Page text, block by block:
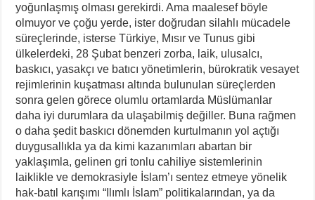
yoğunlaşmış olması gerekirdi. Ama maalesef böyle
olmuyor ve çoğu yerde, ister doğrudan silahlı mücadele
süreçlerinde, isterse Türkiye, Mısır ve Tunus gibi
ülkelerdeki, 28 Şubat benzeri zorba, laik, ulusalcı,
baskıcı, yasakçı ve batıcı yönetimlerin, bürokratik vesayet
rejimlerinin kuşatması altında bulunulan süreçlerden
sonra gelen görece olumlu ortamlarda Müslümanlar
daha iyi durumlara da ulaşabilmiş değiller. Buna rağmen
o daha şedit baskıcı dönemden kurtulmanın yol açtığı
duygusallıkla ya da kimi kazanımları abartan bir
yaklaşımla, gelinen gri tonlu cahiliye sistemlerinin
laiklikle ve demokrasiyle İslam’ı sentez etmeye yönelik
hak-batıl karışımı “Ilımlı İslam” politikalarından, ya da